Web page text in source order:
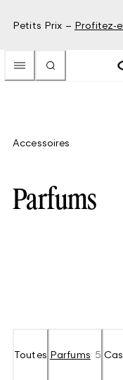
Petits Prix – Profitez-
Accessoires
Parfums
Toutes Parfums 5